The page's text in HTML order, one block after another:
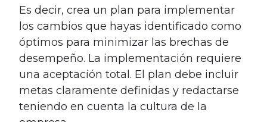
Es decir, crea un plan para implementar
los cambios que hayas identificado como
óptimos para minimizar las brechas de
desempeño. La implementación requiere
una aceptación total. El plan debe incluir
metas claramente definidas y redactarse
teniendo en cuenta la cultura de la